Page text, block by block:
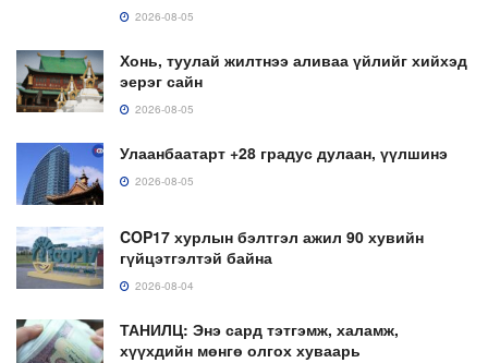
2026-08-05
Хонь, туулай жилтнээ аливаа үйлийг хийхэд
эерэг сайн
2026-08-05
Улаанбаатарт +28 градус дулаан, үүлшинэ
2026-08-05
COP17 хурлын бэлтгэл ажил 90 хувийн
гүйцэтгэлтэй байна
2026-08-04
ТАНИЛЦ: Энэ сард тэтгэмж, халамж,
хүүхдийн мөнгө олгох хуваарь